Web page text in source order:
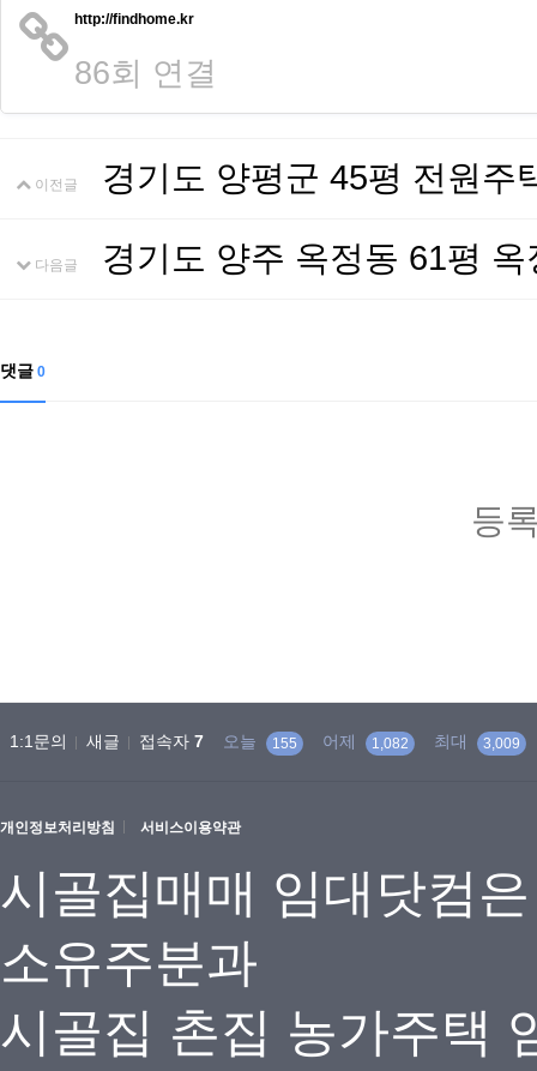
http://findhome.kr
86회 연결
이전글 경기도 양평군 45평 전원주
다음글 경기도 양주 옥정동 61평
댓글 0
등
1:1문의 새글 접속자 7 오늘 155 어제 1,082 최대 3,009
개인정보처리방침 서비스이용약관
시골집매매 임대닷컴
소유주분과
시골집 촌집 농가주택